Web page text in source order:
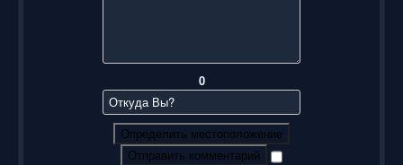
0
Определить местоположение
Отправить комментарий